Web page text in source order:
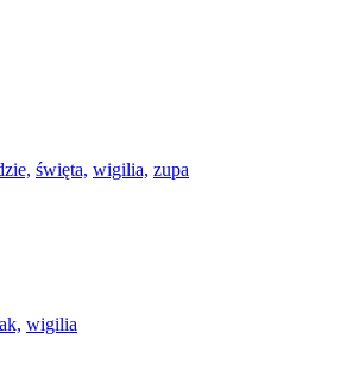
święta, wigilia, zupa
wigilia